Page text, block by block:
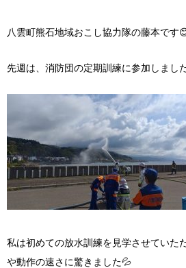
八雲町熊石地域おこし協力隊の藤本です
先週は、消防団の定期訓練に参加しました
私は初めての放水訓練を見学させていた
や動作の速さに驚きました💦